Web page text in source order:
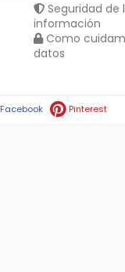
Seguridad de
información
Como
datos
Facebook Pinterest